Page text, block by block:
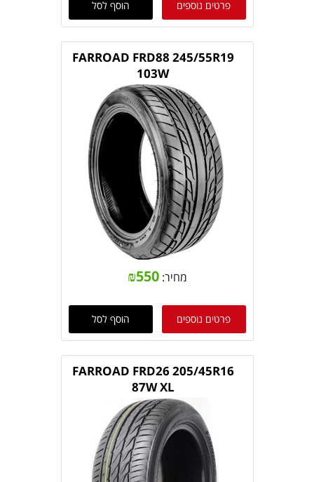
פרטים נוספים הוסף לסל
FARROAD FRD88 245/55R19
103W
מחיר: ₪550
פרטים נוספים הוסף לסל
FARROAD FRD26 205/45R16
87W XL